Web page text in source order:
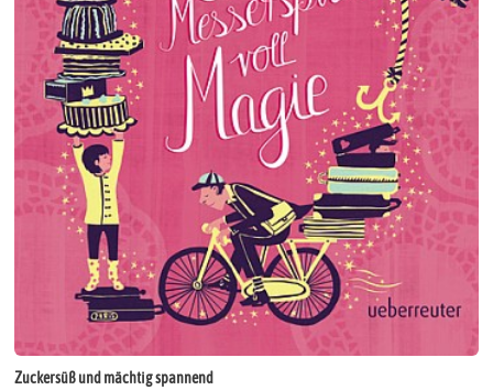
Zuckersüß und mächtig spannend